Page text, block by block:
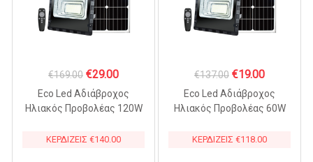
€169.00 Original
price
was:
€29.00Η
τρέχουσα
τιμή
€29.00.
Eco Led Αδιάβροχος
Ηλιακός Προβολέας 120W
ΚΕΡΔΙΖΕΙΣ €140.00
€137.00 Original
price
was:
€19.00Η
τρέχουσα
τιμή
€19.00.
Eco Led Αδιάβροχος
Ηλιακός Προβολέας 60W
ΚΕΡΔΙΖΕΙΣ €118.00